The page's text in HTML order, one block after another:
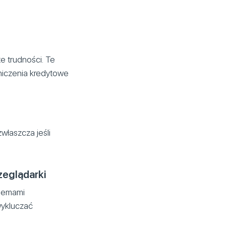
trudności. Te
kredytowe
jeśli